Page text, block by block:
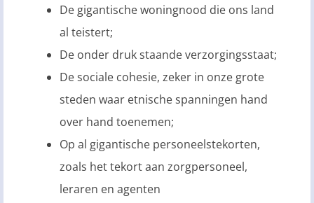
De gigantische woningnood die ons land
al teistert;
De onder druk staande verzorgingsstaat;
De sociale cohesie, zeker in onze grote
steden waar etnische spanningen hand
over hand toenemen;
Op al gigantische personeelstekorten,
zoals het tekort aan zorgpersoneel,
leraren en agenten